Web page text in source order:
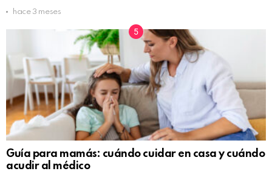
hace 3 meses
Guía para mamás: cuándo cuidar en casa y cuándo
acudir al médico